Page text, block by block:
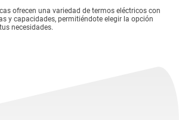
ofrecen una variedad de termos eléctricos con
y capacidades, permitiéndote elegir la opción
necesidades.